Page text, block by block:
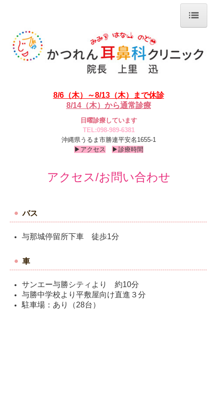
ホーム
お知らせ
診療のご案内
喉の疾患（口腔・咽頭）
音声・言語・嚥下の異常
甲状腺について
クリニックの様子
アクセス/お問い合わせ
8/6（木）～8/13（木）まで休診
8/14（木）から通常診療
日曜診療しています
TEL:098-989-6381
沖縄県うるま市勝連平安名1655-1
▶アクセス
▶診療時間
アクセス/お問い合わせ
バス
与那城停留所下車 徒歩1分
車
サンエー与勝シティより 約10分
与勝中学校より平敷屋向け直進３分
駐車場：あり（28台）